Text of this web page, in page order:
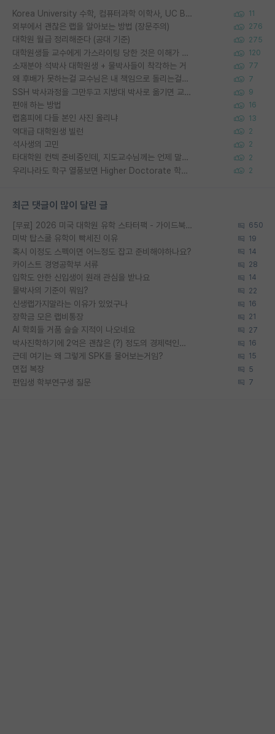
Korea University 수학, 컴퓨터과학 이학사, UC Berkeley 산업공학 대학원 공학박사가 되는 것은 쉽지 않겠죠? 11
외부에서 괜찮은 랩을 알아보는 방법 (장문주의) 276
대학원 월급 정리해준다 (공대 기준) 275
대학원생들 교수에게 가스라이팅 당한 것은 이해가 갑니다. 안타깝네요. 120
소재분야 석박사 대학원생 + 물박사들이 착각하는 거 77
왜 후배가 못하는걸 교수님은 내 책임으로 돌리는걸까요? 7
SSH 박사과정을 그만두고 지방대 박사로 옮기면 교수의 꿈은 끝일까요? 9
편애 하는 방법 16
랩홈피에 다들 본인 사진 올리냐 13
역대급 대학원생 빌런 2
석사생의 고민 2
타대학원 컨텍 준비중인데, 지도교수님께는 언제 말씀드려야 할까요? 2
우리나라도 학구 열풍보면 Higher Doctorate 학위가 필요하다고 봅니다. 2
최근 댓글이 많이 달린 글
[무료] 2026 미국 대학원 유학 스타터팩 - 가이드북 & 합격자 컨택메일 템플릿 650
미박 탑스쿨 유학이 빡세진 이유 19
혹시 이정도 스펙이면 어느정도 잡고 준비해야하나요? 14
카이스트 경영공학부 서류 28
입학도 안한 신입생이 원래 관심을 받나요 14
물박사의 기준이 뭐임? 22
신생랩가지말라는 이유가 있었구나 16
장학금 모은 랩비통장 21
AI 학회들 거품 슬슬 지적이 나오네요 27
박사진학하기에 2억은 괜찮은 (?) 정도의 경제력인가요 16
근데 여기는 왜 그렇게 SPK를 물어보는거임? 15
면접 복장 5
편입생 학부연구생 질문 7